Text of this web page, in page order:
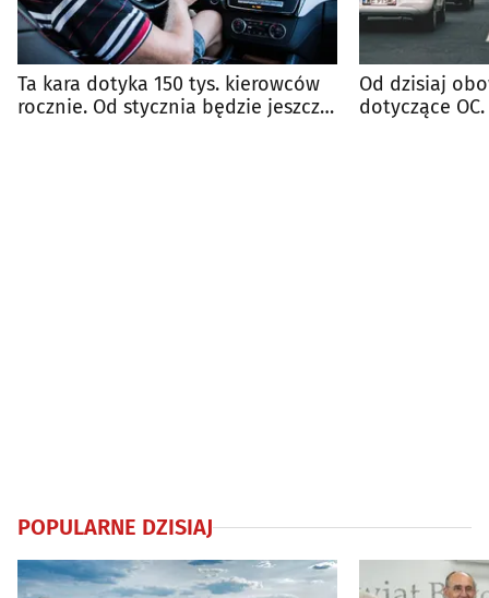
Ta kara dotyka 150 tys. kierowców
rocznie. Od stycznia będzie jeszcze
Od dzisiaj
dotyczące
POPULARNE DZISIAJ